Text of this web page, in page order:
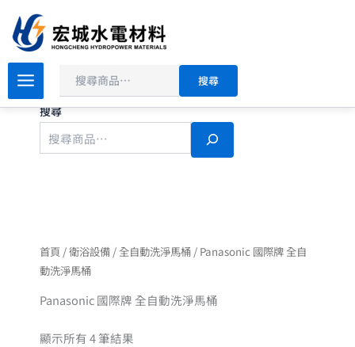
要
容
尋
搜尋
搜尋
首頁 /衛浴設備 / 全自動洗淨馬桶 / Panasonic 國際牌 全自
動洗淨馬桶
Panasonic 國際牌 全自動洗淨馬桶
顯示所有 4 筆結果
新
項
目